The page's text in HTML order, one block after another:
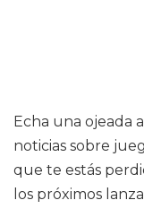
Echa una ojeada
noticias sobre
que te estás
los próximos